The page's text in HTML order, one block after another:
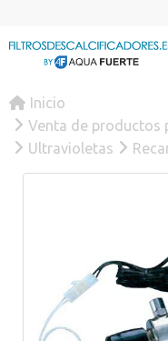
Inicio
Venta de productos
Ultravioletas